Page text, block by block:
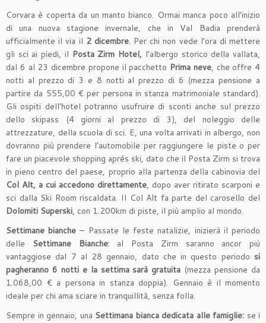
Corvara è coperta da un manto bianco. Ormai manca poco all’inizio
di una nuova stagione invernale, che in Val Badia prenderà
ufficialmente il via il 2 dicembre. Per chi non vede l’ora di mettere
gli sci ai piedi, il Posta Zirm Hotel, l’albergo storico della vallata,
dal 6 al 23 dicembre propone il pacchetto Prima neve, che offre 4
notti al prezzo di 3 e 8 notti al prezzo di 6 (mezza pensione a
partire da 555,00 € per persona in stanza matrimoniale standard).
Gli ospiti dell’hotel potranno usufruire di sconti anche sul prezzo
dello skipass (4 giorni al prezzo di 3), del noleggio delle
attrezzature, della scuola di sci. E, una volta arrivati in albergo, non
dovranno più prendere l’automobile per raggiungere le piste o per
fare un piacevole shopping aprés ski, dato che il Posta Zirm si trova
in pieno centro del paese, proprio alla partenza della cabinovia del
Col Alt, a cui accedono direttamente, dopo aver ritirato scarponi e
sci dalla Ski Room riscaldata. Il Col Alt fa parte del carosello del
Dolomiti Superski, con 1.200km di piste, il più amplio al mondo.
Settimane bianche – Passate le feste natalizie, inizierà il periodo
delle Settimane Bianche: al Posta Zirm saranno ancor più
vantaggiose dal 7 al 28 gennaio, dato che in questo periodo si
pagheranno 6 notti e la settima sarà gratuita (mezza pensione da
1.068,00 € a persona in stanza doppia). Gennaio è il momento
ideale per chi ama sciare in tranquillità, senza folla.
Sempre in gennaio, una Settimana bianca dedicata alle famiglie: se i